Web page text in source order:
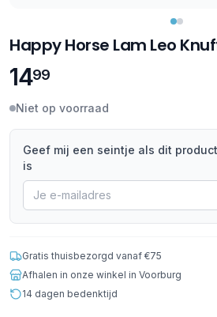
Happy Horse Lam Leo
1499
Niet op voorraad
Geef mij een seintje als dit
is
Gratis thuisbezorgd vanaf €75
Afhalen in onze winkel in Voorburg
14 dagen bedenktijd